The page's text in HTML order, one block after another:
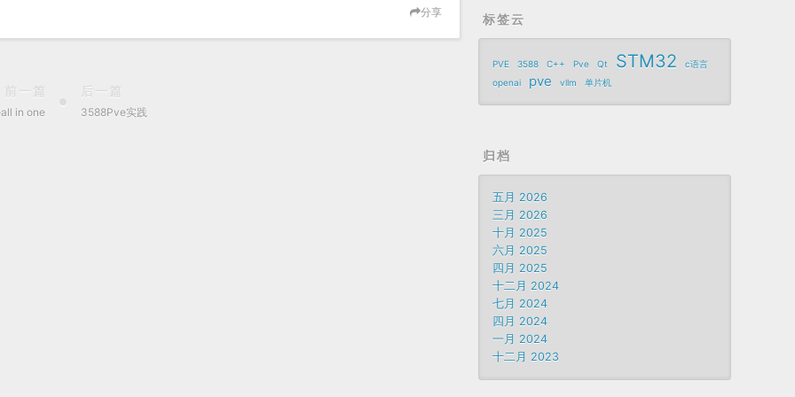
分享
前一篇
in one
后一篇
3588Pve实践
标签云
PVE 3588 C++ Pve Qt STM32
c语言
openai
pve vllm 单片机
归档
五月 2026
三月 2026
十月 2025
六月 2025
四月 2025
十二月 2024
七月 2024
四月 2024
一月 2024
十二月 2023